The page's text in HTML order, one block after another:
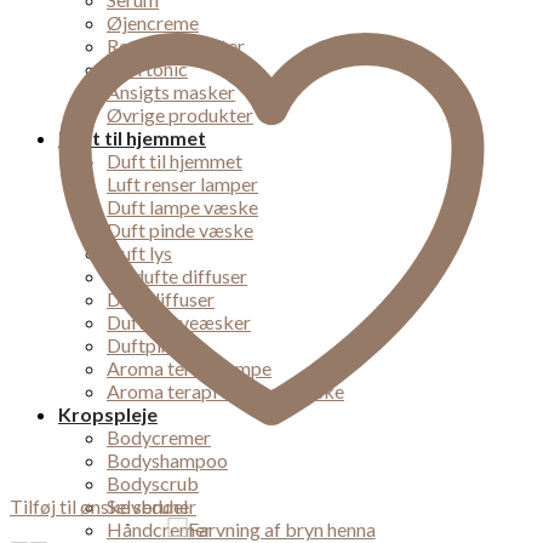
Øjencreme
Rense produkter
Skin tonic
Ansigts masker
Øvrige produkter
Duft til hjemmet
Duft til hjemmet
Luft renser lamper
Duft lampe væske
Duft pinde væske
Duft lys
Bil dufte diffuser
Duft diffuser
Dufte gaveæsker
Duftpinde
Aroma terapi lampe
Aroma terapi diffuser væske
Kropspleje
Bodycremer
Bodyshampoo
Bodyscrub
Selvbruner
Håndcremer
Tilføj til ønske seddel